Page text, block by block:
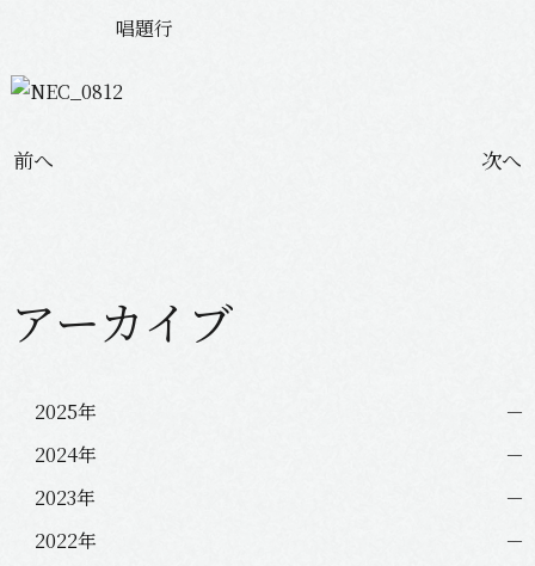
唱題行
投
ー
シ
前へ 次へ
アーカイブ
2025年
2024年
2023年
2022年